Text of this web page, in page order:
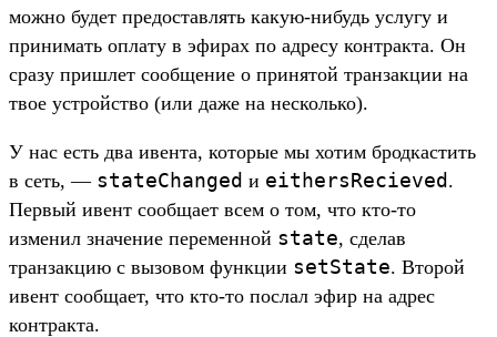
можно будет предоставлять какую-нибудь услугу и
принимать оплату в эфирах по адресу контракта. Он
сразу пришлет сообщение о принятой транзакции на
твое устройство (или даже на несколько).
У нас есть два ивента, которые мы хотим бродкастить
в сеть, — stateChanged и eithersRecieved .
Первый ивент сообщает всем о том, что кто-то
изменил значение переменной state, сделав
транзакцию с вызовом функции setState. Второй
ивент сообщает, что кто-то послал эфир на адрес
контракта.